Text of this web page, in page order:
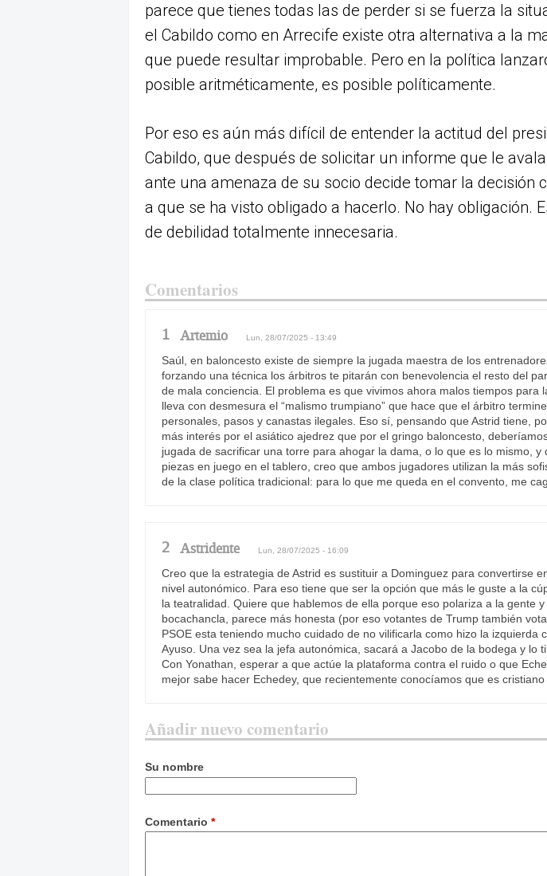
parece que tienes todas las de perder si se fuerza la
el Cabildo como en Arrecife existe otra alternativa a la
que puede resultar improbable. Pero en la política
posible aritméticamente, es posible políticamente.
Por eso es aún más difícil de entender la actitud del
Cabildo, que después de solicitar un informe que le
ante una amenaza de su socio decide tomar la decisión
a que se ha visto obligado a hacerlo. No hay obligación.
de debilidad totalmente innecesaria.
Comentarios
1 Artemio Lun, 28/07/2025 - 13:49
Saúl, en baloncesto existe de siempre la jugada maestra de los
forzando una técnica los árbitros te pitarán con benevolencia el resto del
de mala conciencia. El problema es que vivimos ahora malos tiempos para
lleva con desmesura el “malismo trumpiano” que hace que el árbitro
personales, pasos y canastas ilegales. Eso sí, pensando que Astrid tiene,
más interés por el asiático ajedrez que por el gringo baloncesto,
jugada de sacrificar una torre para ahogar la dama, o lo que es lo mismo, y
piezas en juego en el tablero, creo que ambos jugadores utilizan la más
de la clase política tradicional: para lo que me queda en el convento, me
2 Astridente Lun, 28/07/2025 - 16:09
Creo que la estrategia de Astrid es sustituir a Dominguez para convertirse
nivel autonómico. Para eso tiene que ser la opción que más le guste a la
la teatralidad. Quiere que hablemos de ella porque eso polariza a la gente
bocachancla, parece más honesta (por eso votantes de Trump también
PSOE esta teniendo mucho cuidado de no vilificarla como hizo la izquierda
Ayuso. Una vez sea la jefa autonómica, sacará a Jacobo de la bodega y lo
Con Yonathan, esperar a que actúe la plataforma contra el ruido o que
mejor sabe hacer Echedey, que recientemente conocíamos que es cristiano
Añadir nuevo comentario
Su nombre
Comentario *